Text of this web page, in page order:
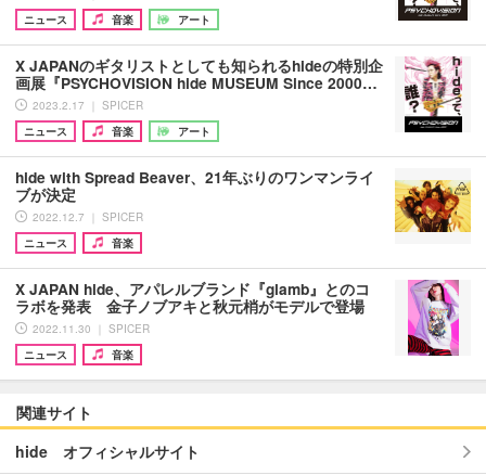
ニュース
音楽 アート
X JAPANのギタリストとしても知られるhideの特別企
画展『PSYCHOVISION hide MUSEUM Since 2000…
2023.2.17 ｜ SPICER
ニュース
音楽 アート
hide with Spread Beaver、21年ぶりのワンマンライ
ブが決定
2022.12.7 ｜ SPICER
ニュース
音楽
X JAPAN hide、アパレルブランド『glamb』とのコ
ラボを発表 金子ノブアキと秋元梢がモデルで登場
2022.11.30 ｜ SPICER
ニュース
音楽
関連サイト
hide オフィシャルサイト